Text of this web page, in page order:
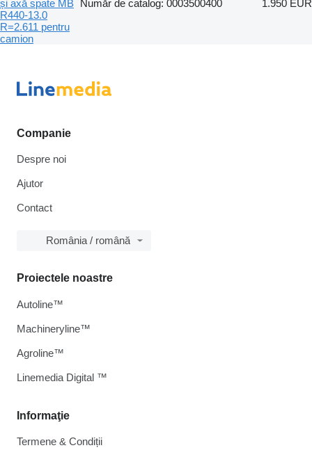
și axă spate MB
R440-13.0
R=2.611 pentru
camion
Număr de catalog: 0003500400 1.950 EUR
Companie
Despre noi
Ajutor
Contact
România / română
Informaţie
Termene & Condiții
Proiectele noastre
Autoline™
Machineryline™
Agroline™
Linemedia Digital ™